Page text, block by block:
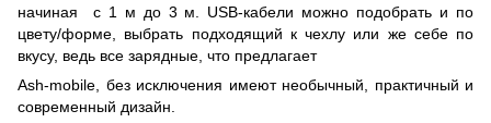
начиная с 1 м до 3 м. USB-кабели можно подобрать и по
цвету/форме, выбрать подходящий к чехлу или же себе по
вкусу, ведь все зарядные, что предлагает
Ash-mobile, без исключения имеют необычный, практичный и
современный дизайн.